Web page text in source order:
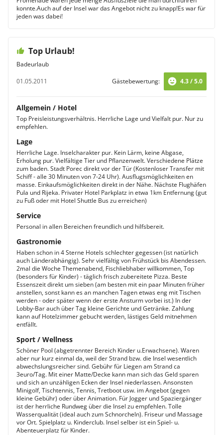
konnte.Auch auf der Insel war das Angebot nicht zu knapp!Es war für
jeden was dabei!
Top Urlaub!
Badeurlaub
01.05.2011
Gästebewertung: 4.3 / 5.0
Allgemein / Hotel
Top Preisleistungsverhältnis. Herrliche Lage und Vielfalt pur. Nur zu
empfehlen.
Lage
Herrliche Lage. Inselcharakter pur. Kein Lärm, keine Abgase,
Erholung pur. Vielfältige Tier und Pflanzenwelt. Verschiedene Plätze
zum baden. Stadt Porec direkt vor der Tür (Kostenloser Transfer mit
Schiff - alle 30 Minuten von 7-24 Uhr). Ausflugsmöglichkeiten en
masse. Einkaufsmöglichkeiten direkt in der Nähe. Nächste Flughäfen
Pula und Rijeka. Privater Hotel Parkplatz in etwa 1km Entfernung (gut
zu Fuß oder mit Hotel Shuttle Bus zu erreichen)
Service
Personal in allen Bereichen freundlich und hilfsbereit.
Gastronomie
Haben schon in 4 Sterne Hotels schlechter gegessen (ist natürlich
auch Länderabhängig). Sehr vielfältig von Frühstück bis Abendessen.
2mal die Woche Themenabend, Fischliebhaber willkommen, Top
(besonders für Kinder) - täglich frisch zubereitete Pizza. Beste
Essenszeit direkt um sieben (am besten mit ein paar Minuten früher
anstellen, sonst kann es an manchen Tagen etwas eng mit Tischen
werden - oder später wenn der erste Ansturm vorbei ist.) In der
Lobby-Bar auch über Tag kleine Gerichte und Getränke. Zahlung
kann auf Hotelzimmer gebucht werden, lästiges Geld mitnehmen
entfällt.
Sport / Wellness
Schöner Pool (abgetrennter Bereich Kinder u.Erwachsene). Waren
aber nur kurz einmal da, weil der Strand bzw. die Insel wesentlich
abwechslungsreicher sind. Gebühr für Liegen am Strand ca
3euro/Tag. Mit einer Matte/Decke kann man sich das Geld sparen
und sich an unzähligen Ecken der Insel niederlassen. Ansonsten
Minigolf, Tischtennis, Tennis, Tretboot usw. im Angebot (gegen
kleine Gebühr) oder über Animation. Für Jogger und Spaziergänger
ist der herrliche Rundweg über die Insel zu empfehlen. Tolle
Wasserqualität (ideal auch zum Schnorcheln). Friseur und Massage
vor Ort. Spielplatz u. Kinderclub. Insel selber ist ein Spiel- u.
Abenteuerplatz für Kinder.